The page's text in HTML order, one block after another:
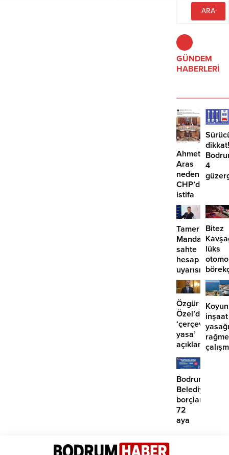
yönelik kredi standartları genel
GÜNDEM
HABERLERİ
Ahmet
Aras
neden
CHP’den
istifa
etmiyor?
dikkat!
4
Tamer
sahte
hesap
uyarısı
Bitez
lüks
girdi:
2
Özgür
Özel’den
‘çerçeve
yasa’
açıklaması:
‘İmza
atma
çabamız
yok’
inşaat
Bodrum
borçlara
72
aya